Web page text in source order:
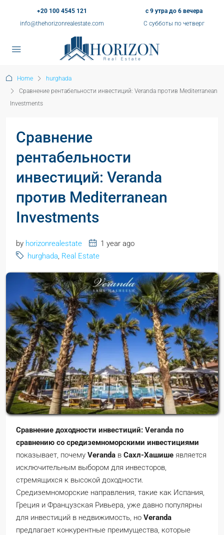
+20 100 4545 121
info@thehorizonrealestate.com
с 9 утра до 6 вечера
С субботы по четверг
Home
hurghada
Сравнение рентабельности инвестиций: Veranda против Mediterranean
Investments
Сравнение
рентабельности
инвестиций: Veranda
против Mediterranean
Investments
by horizonrealestate
1 year ago
hurghada, Real Estate
Сравнение доходности инвестиций: Veranda по
сравнению со средиземноморскими инвестициями
показывает, почему Veranda в Сахл-Хашише является
исключительным выбором для инвесторов,
стремящихся к высокой доходности.
Средиземноморские направления, такие как Испания,
Греция и Французская Ривьера, уже давно популярны
для инвестиций в недвижимость, но Veranda
предлагает конкурентные преимущества, которые